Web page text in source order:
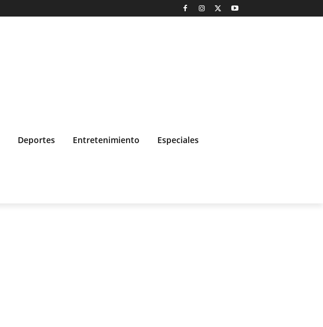
Deportes Entretenimiento Especiales